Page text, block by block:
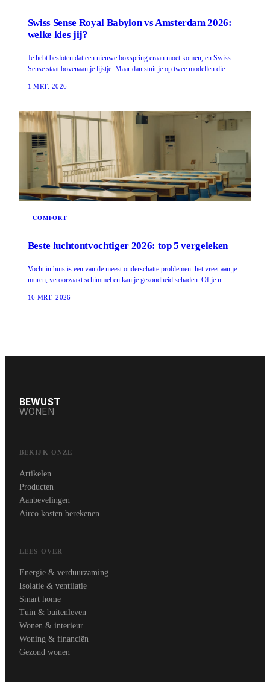
Swiss Sense Royal Babylon vs Amsterdam 2026:
welke kies jij?
Je hebt besloten dat een nieuwe boxspring eraan moet komen, en Swiss
Sense staat bovenaan je lijstje. Maar dan stuit je op twee modellen die
1 MRT. 2026
COMFORT
Beste luchtontvochtiger 2026: top 5 vergeleken
Vocht in huis is een van de meest onderschatte problemen: het vreet aan je
muren, veroorzaakt schimmel en kan je gezondheid schaden. Of je n
16 MRT. 2026
BEWUST
WONEN
BEKIJK ONZE
Artikelen
Producten
Aanbevelingen
Airco kosten berekenen
LEES OVER
Energie & verduurzaming
Isolatie & ventilatie
Smart home
Tuin & buitenleven
Wonen & interieur
Woning & financiën
Gezond wonen